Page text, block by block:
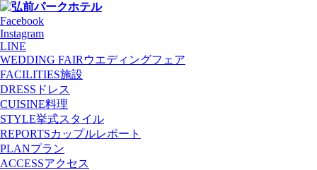
Facebook
Instagram
LINE
WEDDING FAIR ウエディングフェア
FACILITIES施設
DRESS ドレス
CUISINE料理
STYLE挙式スタイル
REPORTSカップルレポート
PLANプラン
ACCESSアクセス